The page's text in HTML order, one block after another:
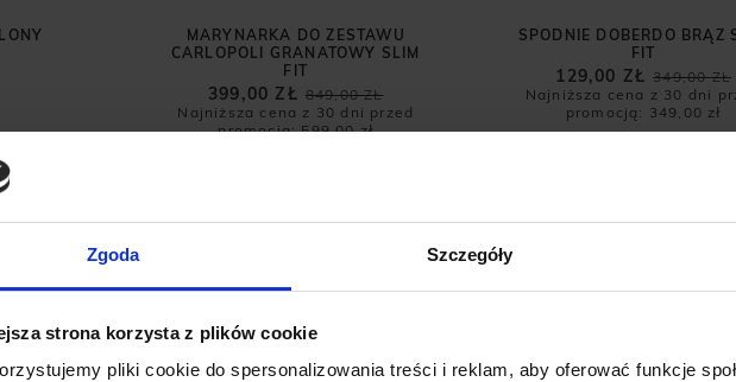
Zgoda Szczegóły
strona korzysta z plików cookie
pliki cookie do spersonalizowania treści i reklam, aby oferować funkcje
MARYNARKA DO ZESTAWU
CARLOPOLI GRANATOWY SLIM
FIT
849,00 ZŁ
399,00 ZŁ
Najniższa cena z 30 dni przed
promocją: 599,00 zł
SPODNIE DOBERDO BRĄZ
FIT
349,00 ZŁ
129,00 ZŁ
Najniższa cena z 30 dni
promocją: 349,00 zł